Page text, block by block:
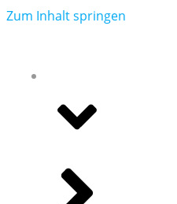
Zum Inhalt springen